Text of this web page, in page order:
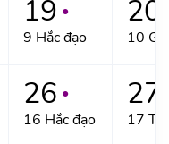
19 ●
9 Hắc đạo
20
10
26 ●
16 Hắc đạo
27
17